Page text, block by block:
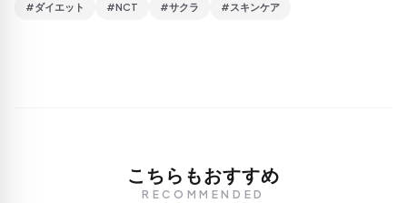
#ダイエット #NCT #サクラ #スキンケア
こちらもおすすめ
RECOMMENDED